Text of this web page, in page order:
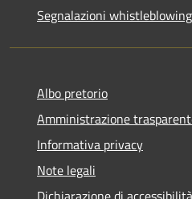
Segnalazioni whistleblowing
Albo pretorio
Amministrazione
Informativa privacy
Note legali